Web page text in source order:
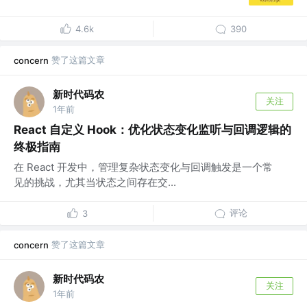
4.6k 390
concern 赞了这篇文章
新时代码农
1年前
关注
React 自定义 Hook：优化状态变化监听与回调逻辑的
终极指南
在 React 开发中，管理复杂状态变化与回调触发是一个常
见的挑战，尤其当状态之间存在交...
3 评论
concern 赞了这篇文章
新时代码农
1年前
关注